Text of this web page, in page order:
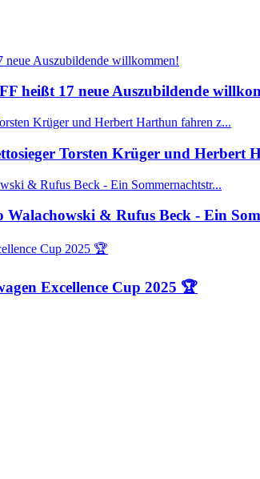
heißt 17 neue Auszubildende
Torsten Krüger und Herbert
Walachowski & Rufus Beck - Ein
Excellence Cup 2025 🏆